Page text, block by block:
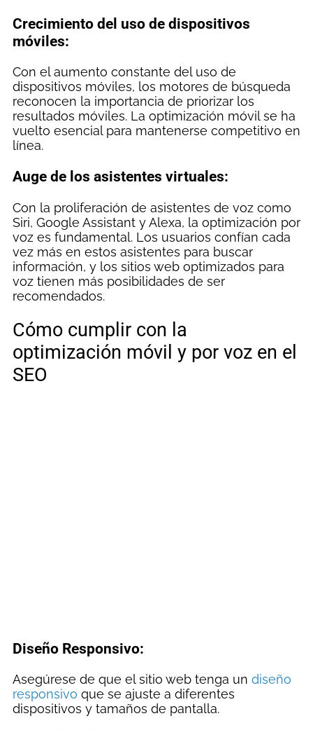
Crecimiento del uso de dispositivos
móviles:
Con el aumento constante del uso de
dispositivos móviles, los motores de búsqueda
reconocen la importancia de priorizar los
resultados móviles. La optimización móvil se ha
vuelto esencial para mantenerse competitivo en
línea.
Auge de los asistentes virtuales:
Con la proliferación de asistentes de voz como
Siri, Google Assistant y Alexa, la optimización por
voz es fundamental. Los usuarios confían cada
vez más en estos asistentes para buscar
información, y los sitios web optimizados para
voz tienen más posibilidades de ser
recomendados.
Cómo cumplir con la
optimización móvil y por voz en el
SEO
Diseño Responsivo:
Asegúrese de que el sitio web tenga un diseño
responsivo que se ajuste a diferentes
dispositivos y tamaños de pantalla.